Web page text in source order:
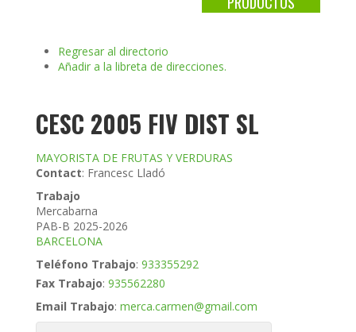
Regresar al directorio
Añadir a la libreta de direcciones.
CESC 2005 FIV DIST SL
MAYORISTA DE FRUTAS Y VERDURAS
Contact: Francesc Lladó
Trabajo
Mercabarna
PAB-B 2025-2026
BARCELONA
Teléfono Trabajo: 933355292
Fax Trabajo: 935562280
Email Trabajo: merca.carmen@gmail.com